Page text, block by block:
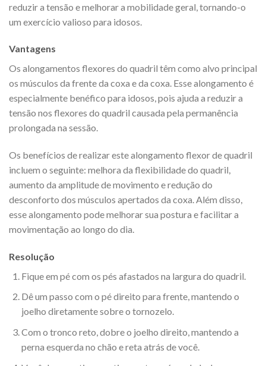
reduzir a tensão e melhorar a mobilidade geral, tornando-o
um exercício valioso para idosos.
Vantagens
Os alongamentos flexores do quadril têm como alvo principal
os músculos da frente da coxa e da coxa. Esse alongamento é
especialmente benéfico para idosos, pois ajuda a reduzir a
tensão nos flexores do quadril causada pela permanência
prolongada na sessão.
Os benefícios de realizar este alongamento flexor de quadril
incluem o seguinte: melhora da flexibilidade do quadril,
aumento da amplitude de movimento e redução do
desconforto dos músculos apertados da coxa. Além disso,
esse alongamento pode melhorar sua postura e facilitar a
movimentação ao longo do dia.
Resolução
Fique em pé com os pés afastados na largura do quadril.
Dê um passo com o pé direito para frente, mantendo o
joelho diretamente sobre o tornozelo.
Com o tronco reto, dobre o joelho direito, mantendo a
perna esquerda no chão e reta atrás de você.